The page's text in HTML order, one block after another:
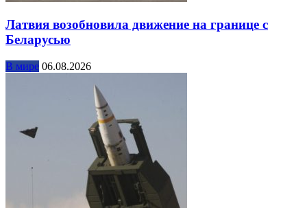
Латвия возобновила движение на границе с
Беларусью
В мире 06.08.2026